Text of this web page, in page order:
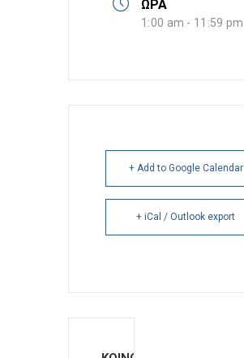
ΩΡΑ
1:00 am - 11:59 pm
+ Add to Google Calendar
+ iCal / Outlook export